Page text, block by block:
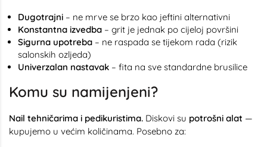
Dugotrajni – ne mrve se brzo kao jeftini alternativni
Konstantna izvedba – grit je jednak po cijeloj površini
Sigurna upotreba – ne raspada se tijekom rada (rizik
salonskih ozljeda)
Univerzalan nastavak – fita na sve standardne brusilice
Komu su namijenjeni?
Nail tehničarima i pedikuristima. Diskovi su potrošni alat —
kupujemo u većim količinama. Posebno za: